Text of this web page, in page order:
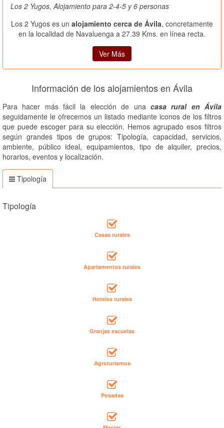
Los 2 Yugos, Alojamiento para 2-4-5 y 6 personas
Los 2 Yugos es un alojamiento cerca de Ávila, concretamente
en la localidad de Navaluenga a 27.39 Kms. en línea recta.
Ver Más
Información de los alojamientos en Ávila
Para hacer más fácil la elección de una casa rural en Ávila
seguidamente le ofrecemos un listado mediante iconos de los filtros
que puede escoger para su elección. Hemos agrupado esos filtros
según grandes tipos de grupos: Tipología, capacidad, servicios,
ambiente, público ideal, equipamientos, tipo de alquiler, precios,
horarios, eventos y localización.
Tipología
Tipología
Casas rurales
Apartamentos rurales
Hoteles rurales
Granjas escuelas
Agroturismos
Posadas